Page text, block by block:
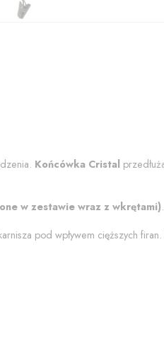
Końcówka Cristal
w zestawie wraz z wkrętami)
pod wpływem cięższych